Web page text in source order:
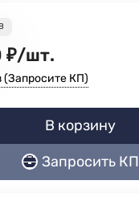
₽/шт.
(Запросите КП)
В корзину
Запросить КП